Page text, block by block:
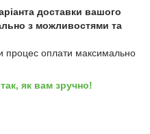
доставки вашого
з можливостями та
оплати максимально
як вам зручно!